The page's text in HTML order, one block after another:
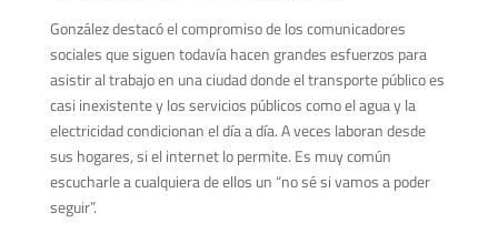
González destacó el compromiso de los comunicadores
sociales que siguen todavía hacen grandes esfuerzos para
asistir al trabajo en una ciudad donde el transporte público es
casi inexistente y los servicios públicos como el agua y la
electricidad condicionan el día a día. A veces laboran desde
sus hogares, si el internet lo permite. Es muy común
escucharle a cualquiera de ellos un “no sé si vamos a poder
seguir”.